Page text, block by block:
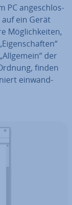
PC an­ge­schlos­
ein Gerät
Mög­lich­kei­ten,
der
finden
ein­wand­